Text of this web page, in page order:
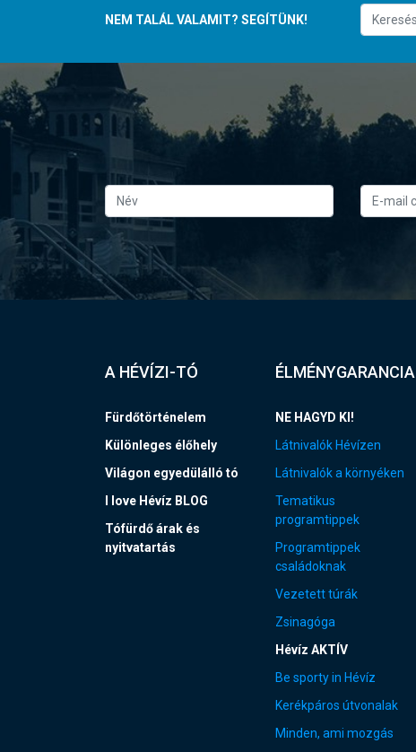
NEM TALÁL VALAMIT? SEGÍTÜNK!
A HÉVÍZI-TÓ
Fürdőtörténelem
Különleges élőhely
Világon egyedülálló tó
I love Hévíz BLOG
Tófürdő árak és
nyitvatartás
ÉLMÉNYGARANCIA
NE HAGYD KI!
Látnivalók Hévízen
Látnivalók a környéken
Tematikus
programtippek
Programtippek
családoknak
Vezetett túrák
Zsinagóga
Hévíz AKTÍV
Be sporty in Hévíz
Kerékpáros útvonalak
Minden, ami mozgás